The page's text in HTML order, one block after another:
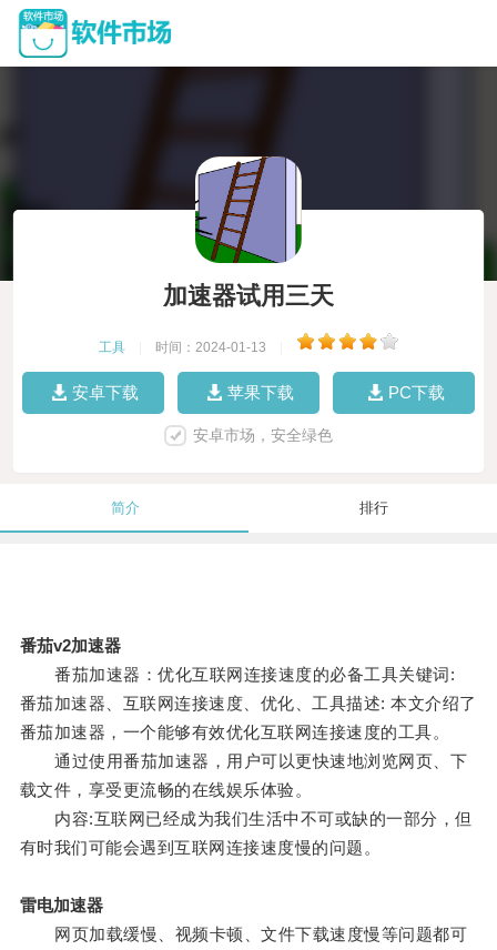
加速器试用三天
工具 时间：2024-01-13
安卓下载 苹果下载 PC下载
安卓市场，安全绿色
简介 排行
番茄v2加速器
番茄加速器：优化互联网连接速度的必备工具关键词:
番茄加速器、互联网连接速度、优化、工具描述: 本文介绍了
番茄加速器，一个能够有效优化互联网连接速度的工具。
通过使用番茄加速器，用户可以更快速地浏览网页、下
载文件，享受更流畅的在线娱乐体验。
内容:互联网已经成为我们生活中不可或缺的一部分，但
有时我们可能会遇到互联网连接速度慢的问题。
雷电加速器
网页加载缓慢、视频卡顿、文件下载速度慢等问题都可